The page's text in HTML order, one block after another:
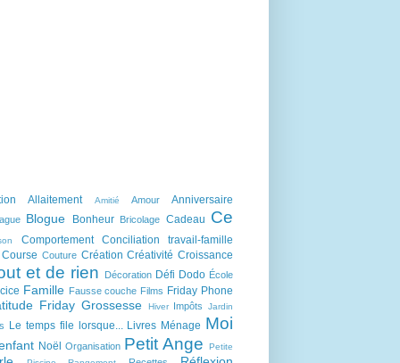
Allaitement Amitié Amour Anniversaire
Blogue Bonheur Bricolage Cadeau Ce
Comportement
Conciliation travail-famille
Course Couture Création Créativité Croissance
et de rien Décoration Défi Dodo École
Famille Fausse couche Films Friday Phone
Friday Grossesse Hiver Impôts Jardin
Le temps file lorsque... Livres Ménage Moi
Noël Organisation Petit Ange Petite